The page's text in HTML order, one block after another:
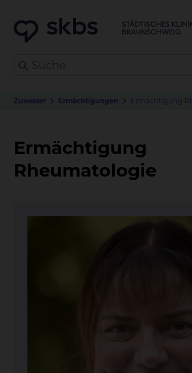
Zuweiser Ermächtigungen Ermächtigung
Ermächtigung
Rheumatologie